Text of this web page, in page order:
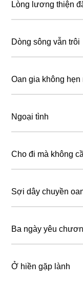
Lòng lương thiện
Dòng sông vẫn trôi
Oan gia không
Ngoại tình
Cho đi mà không
Sợi dây chuyền
Ba ngày yêu
Ở hiền gặp lành